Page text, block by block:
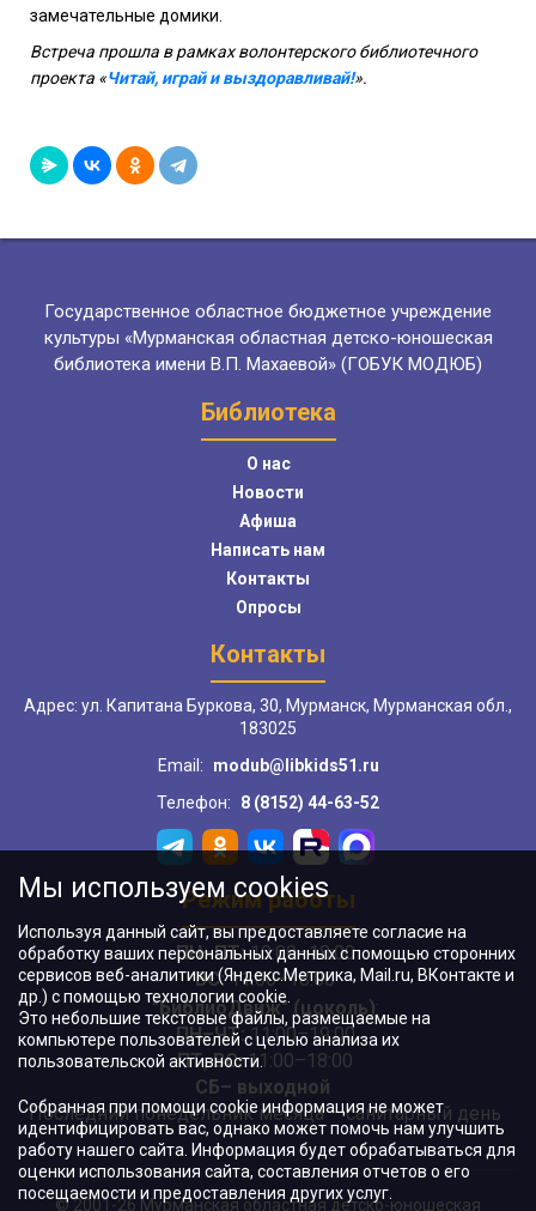
замечательные домики.
Встреча прошла в рамках волонтерского библиотечного
проекта «Читай, играй и выздоравливай!».
Государственное областное бюджетное учреждение
культуры «Мурманская областная детско-юношеская
библиотека имени В.П. Махаевой» (ГОБУК МОДЮБ)
Библиотека
О нас
Новости
Афиша
Написать нам
Контакты
Опросы
Контакты
Адрес: ул. Капитана Буркова, 30, Мурманск, Мурманская обл.,
183025
Email:
modub@libkids51.ru
Телефон:
8 (8152) 44-63-52
Режим работы
ПН–ПТ:10:00–18:00
ВС:11:00–18:00
"БиблиоДвиж" (цоколь):
ПН–ЧТ:11:00–19:00
ПТ, ВС:11:00–18:00
СБ– выходной
Последний понедельник месяца – санитарный день
© 2001-26 Мурманская областная детско-юношеская
Мы используем cookies
Используя данный сайт, вы предоставляете согласие на
обработку ваших персональных данных с помощью сторонних
сервисов веб-аналитики (Яндекс.Метрика, Mail.ru, ВКонтакте и
др.) с помощью технологии cookie.
Это небольшие текстовые файлы, размещаемые на
компьютере пользователей с целью анализа их
пользовательской активности.
Собранная при помощи cookie информация не может
идентифицировать вас, однако может помочь нам улучшить
работу нашего сайта. Информация будет обрабатываться для
оценки использования сайта, составления отчетов о его
посещаемости и предоставления других услуг.